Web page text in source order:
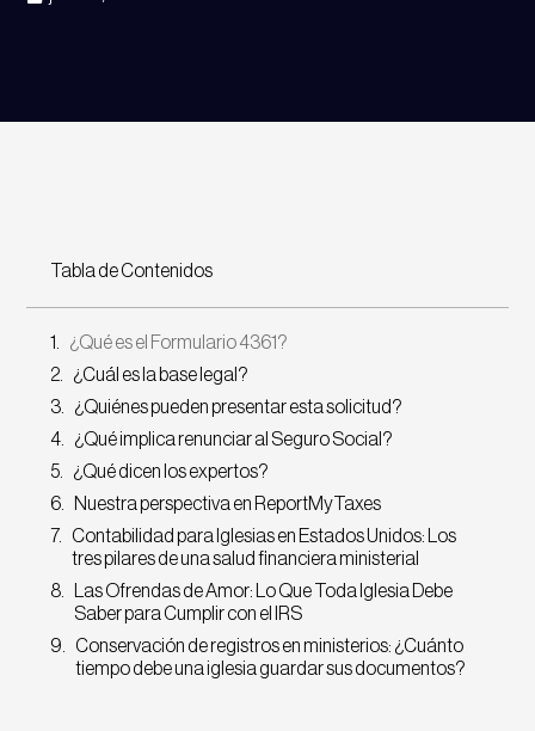
Tabla de Contenidos
¿Qué es el Formulario 4361?
¿Cuál es la base legal?
¿Quiénes pueden presentar esta solicitud?
¿Qué implica renunciar al Seguro Social?
¿Qué dicen los expertos?
Nuestra perspectiva en ReportMyTaxes
Contabilidad para Iglesias en Estados Unidos: Los
tres pilares de una salud financiera ministerial
Las Ofrendas de Amor: Lo Que Toda Iglesia Debe
Saber para Cumplir con el IRS
Conservación de registros en ministerios: ¿Cuánto
tiempo debe una iglesia guardar sus documentos?